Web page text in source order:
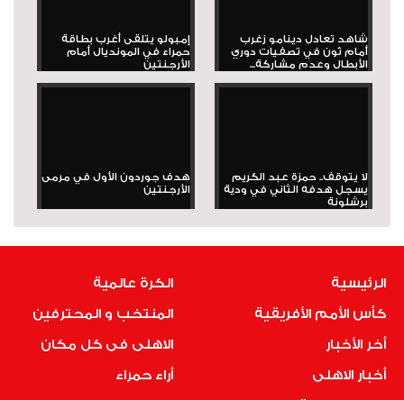
شاهد تعادل دينامو زغرب
أمام ثون في تصفيات دوري
الأبطال وعدم مشاركة...
إمبولو يتلقى أغرب بطاقة
حمراء في المونديال أمام
الأرجنتين
لا يتوقف.. حمزة عبد الكريم
يسجل هدفه الثاني في ودية
برشلونة
هدف جوردون الأول في مرمى
الأرجنتين
الرئيسية
كأس الأمم الأفريقية
أخر الأخبار
أخبار الاهلى
الكرة عالمية
المنتخب و المحترفين
الاهلى فى كل مكان
أراء حمراء